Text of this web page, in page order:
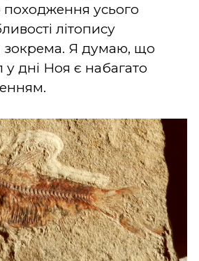
походження усього
літопису
зокрема. Я думаю, що
дні Ноя є набагато